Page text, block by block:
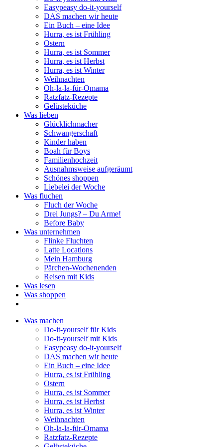
Easypeasy do-it-yourself
DAS machen wir heute
Ein Buch – eine Idee
Hurra, es ist Frühling
Ostern
Hurra, es ist Sommer
Hurra, es ist Herbst
Hurra, es ist Winter
Weihnachten
Oh-la-la-für-Omama
Ratzfatz-Rezepte
Gelüsteküche
Was lieben
Glücklichmacher
Schwangerschaft
Kinder haben
Boah für Boys
Familienhochzeit
Ausnahmsweise aufgeräumt
Schönes shoppen
Liebelei der Woche
Was fluchen
Fluch der Woche
Drei Jungs? – Du Arme!
Before Baby
Was unternehmen
Flinke Fluchten
Latte Locations
Mein Hamburg
Pärchen-Wochenenden
Reisen mit Kids
Was lesen
Was shoppen
Was machen
Do-it-yourself für Kids
Do-it-yourself mit Kids
Easypeasy do-it-yourself
DAS machen wir heute
Ein Buch – eine Idee
Hurra, es ist Frühling
Ostern
Hurra, es ist Sommer
Hurra, es ist Herbst
Hurra, es ist Winter
Weihnachten
Oh-la-la-für-Omama
Ratzfatz-Rezepte